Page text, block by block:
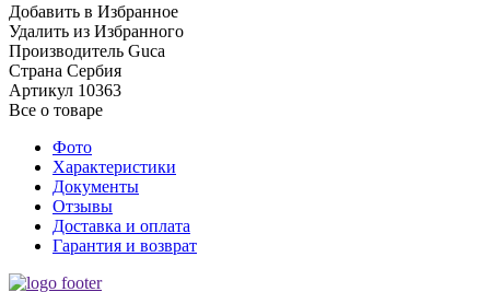
Добавить в Избранное
Удалить из Избранного
Производитель Guca
Страна Сербия
Артикул 10363
Все о товаре
Фото
Характеристики
Документы
Отзывы
Доставка и оплата
Гарантия и возврат